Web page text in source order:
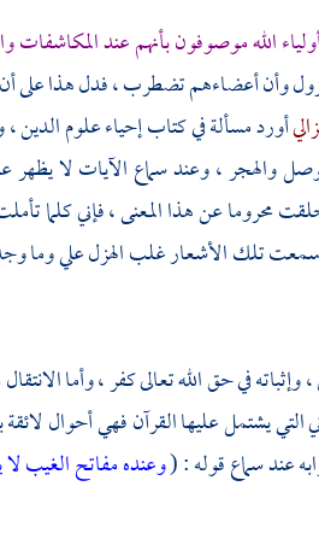
الله موصوفون بأنهم عند المكاشفات
وأن أعضاءهم تضطرب ، فدل هذا على
أورد مسألة في كتاب إحياء علوم الدين ،
والهجر ، وعند سماع الآيات لا
محروما عن هذا المعنى ، فإني كلما
تلك الأشعار غلب الهزل علي وما
في حق الله تعالى كفر ، وأما
التي يشتمل عليها القرآن فهي أحوال
عند سماع قوله : (وعنده مفاتح الغيب لا